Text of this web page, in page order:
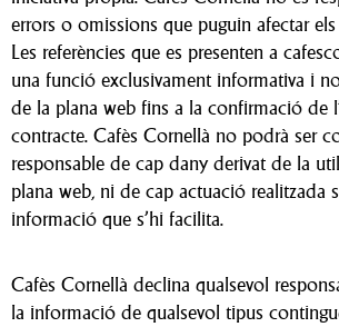
errors o omissions que puguin afectar
Les referències que es presenten a
una funció exclusivament informativa i
de la plana web fins a la confirmació de
contracte. Cafès Cornellà no podrà ser
responsable de cap dany derivat de la
plana web, ni de cap actuació realitzada
informació que s’hi facilita.
Cafès Cornellà declina qualsevol
la informació de qualsevol tipus